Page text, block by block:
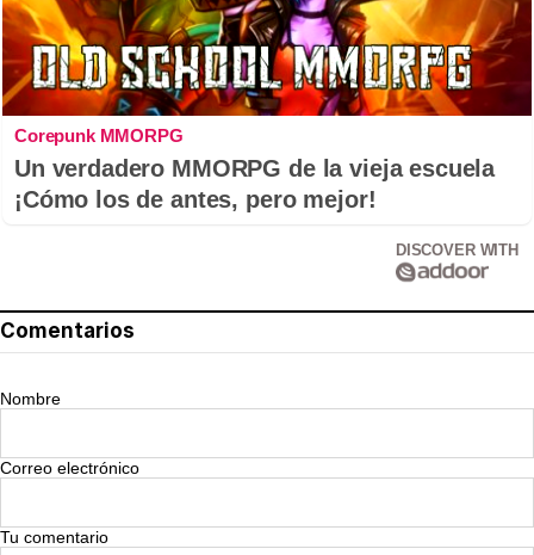
Corepunk MMORPG
Un verdadero MMORPG de la vieja escuela
¡Cómo los de antes, pero mejor!
DISCOVER WITH
Comentarios
Nombre
Correo electrónico
Tu comentario